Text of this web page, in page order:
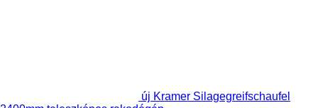
új Kramer Silagegreifschaufel